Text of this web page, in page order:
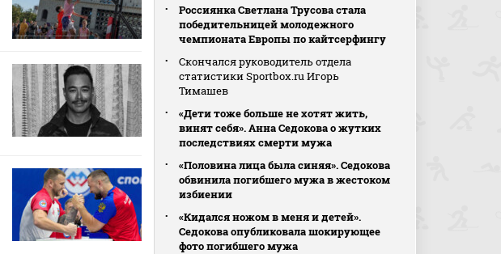
Россиянка Светлана Трусова стала
победительницей молодежного
чемпионата Европы по кайтсерфингу
Скончался руководитель отдела
статистики Sportbox.ru Игорь
Тимашев
«Дети тоже больше не хотят жить,
винят себя». Анна Седокова о жутких
последствиях смерти мужа
«Половина лица была синяя». Седокова
обвинила погибшего мужа в жестоком
избиении
«Кидался ножом в меня и детей».
Седокова опубликовала шокирующее
фото погибшего мужа